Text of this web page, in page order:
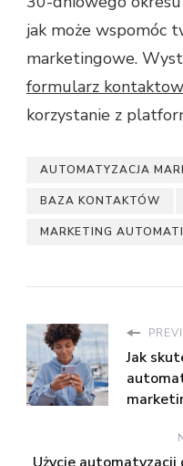
jak może wspomóc
marketingowe.
formularz
korzystanie z
AUTOMATYZACJA
BAZA KONTAKTÓW
MARKETING
Jak